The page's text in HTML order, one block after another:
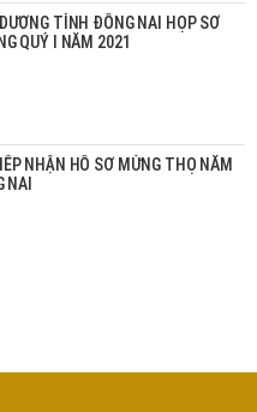
TỈNH ĐỒNG NAI HỌP SƠ
QUÝ I NĂM 2021
NHẬN HỒ SƠ MỪNG THỌ NĂM
NAI